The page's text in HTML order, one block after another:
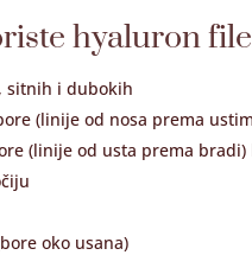
hyaluron
sitnih i dubokih
(linije od nosa prema
(linije od usta prema bradi)
oko usana)